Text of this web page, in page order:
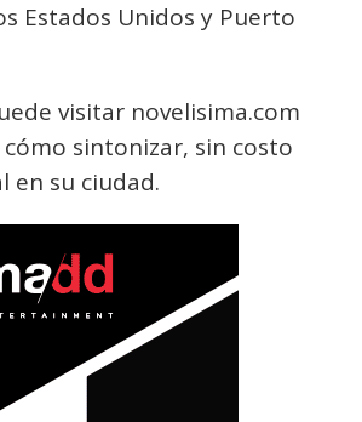
Estados Unidos y Puerto
visitar novelisima.com
sintonizar, sin costo
en su ciudad.